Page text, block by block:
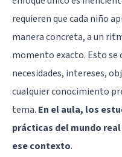
requieren que cada niño
manera concreta, a un
momento exacto. Esto se
necesidades, intereses,
cualquier conocimiento
tema. En el aula, los
prácticas del mundo
ese contexto.